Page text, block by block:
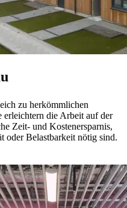
zu herkömmlichen
erleichtern die Arbeit auf der
Zeit- und Kostenersparnis,
oder Belastbarkeit nötig sind.